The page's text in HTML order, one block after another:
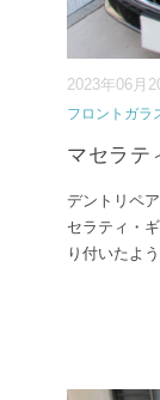
2023年06月
フロントガラ
マセラテ
デントリペ
セラティ・
り付いたよ